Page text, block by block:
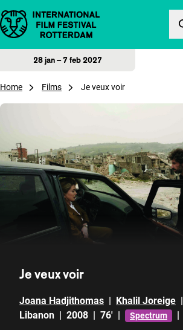
Direct naar inhoud
28 jan – 7 feb 2027
Home Films Je veux voir
Je veux voir
Joana Hadjithomas | Khalil Joreige |
Libanon | 2008 | 76' | Spectrum |